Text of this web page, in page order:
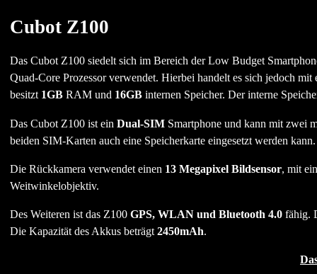
Cubot Z100
Das Cubot Z100 siedelt sich im Bereich der Low Budget
Quad-Core Prozessor verwendet. Hierbei handelt es sich jedoch
besitzt 1GBRAM und 16GBinternen Speicher. Der interne
Das Cubot Z100 ist ein Dual-SIMSmartphone und kann mit zwei
beiden SIM-Karten auch eine Speicherkarte eingesetzt werden
Die Rückkamera verwendet einen 13 Megapixel Bildsensor, mit
Weitwinkelobjektiv.
Des Weiteren ist das Z100 GPS, WLAN und Bluetooth 4.0fähig.
Die Kapazität des Akkus beträgt 2450mAh.